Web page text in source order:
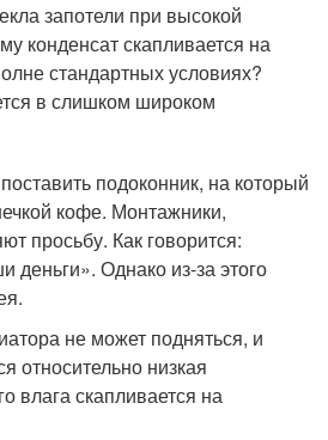
запотели при высокой
конденсат скапливается на
стандартных условиях?
в слишком широком
подоконник, на который
кофе. Монтажники,
просьбу. Как говорится:
деньги». Однако из-за этого
не может подняться, и
относительно низкая
влага скапливается на